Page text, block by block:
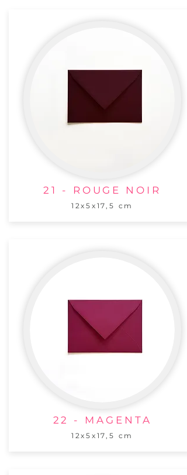
21 - ROUGE NOIR
12x5x17,5 cm
22 - MAGENTA
12x5x17,5 cm